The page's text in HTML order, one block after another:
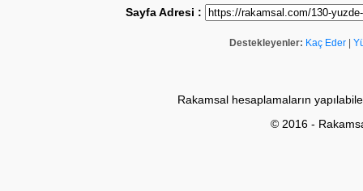
Sayfa Adresi :
Destekleyenler: Kaç Eder
Rakamsal hesaplamaların
© 2016 -